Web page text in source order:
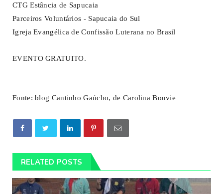
CTG Estância de Sapucaia
Parceiros Voluntários - Sapucaia do Sul
Igreja Evangélica de Confissão Luterana no Brasil
EVENTO GRATUITO.
Fonte: blog Cantinho Gaúcho, de Carolina Bouvie
RELATED POSTS